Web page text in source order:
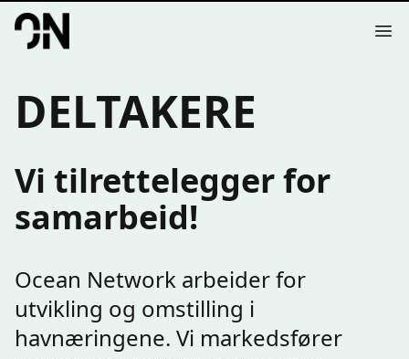
Your Company
DELTAKERE
Vi tilrettelegger for
samarbeid!
Ocean Network arbeider for
utvikling og omstilling i
havnæringene. Vi markedsfører